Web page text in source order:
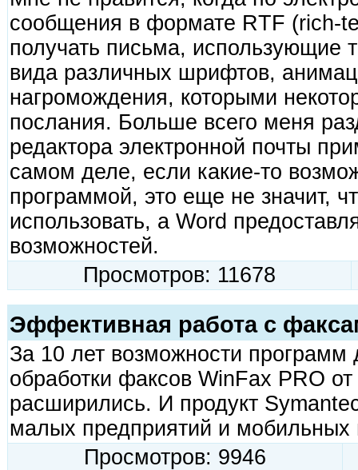
сообщения в формате RTF (rich-
получать письма, использующие
вида различных шрифтов,
нагромождения, которыми
послания. Больше всего меня
редактора электронной почты
самом деле, если какие-то
программой, это еще не значит,
использовать, а Word
возможностей.
Просмотров: 11678
Эффективная работа с
За 10 лет возможности программ
обработки факсов WinFax PRO
расширились. И продукт
малых предприятий и мобильных
Просмотров: 9946